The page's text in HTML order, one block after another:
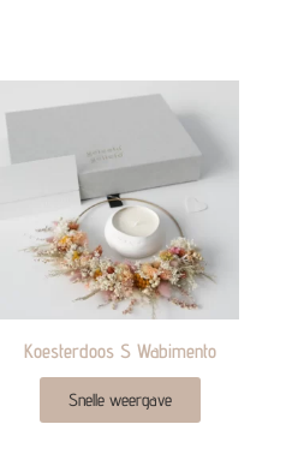
Koesterdoos S Wabimento
Snelle weergave